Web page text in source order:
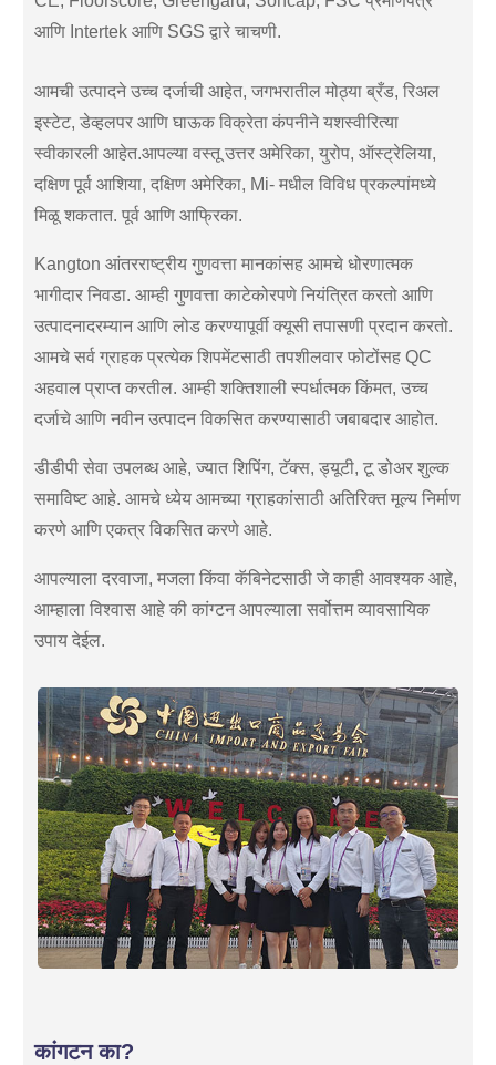
आणि Intertek आणि SGS द्वारे चाचणी.
आमची उत्पादने उच्च दर्जाची आहेत, जगभरातील मोठ्या ब्रँड, रिअल
इस्टेट, डेव्हलपर आणि घाऊक विक्रेता कंपनीने यशस्वीरित्या
स्वीकारली आहेत.आपल्या वस्तू उत्तर अमेरिका, युरोप, ऑस्ट्रेलिया,
दक्षिण पूर्व आशिया, दक्षिण अमेरिका, Mi- मधील विविध प्रकल्पांमध्ये
मिळू शकतात. पूर्व आणि आफ्रिका.
Kangton आंतरराष्ट्रीय गुणवत्ता मानकांसह आमचे धोरणात्मक
भागीदार निवडा. आम्ही गुणवत्ता काटेकोरपणे नियंत्रित करतो आणि
उत्पादनादरम्यान आणि लोड करण्यापूर्वी क्यूसी तपासणी प्रदान करतो.
आमचे सर्व ग्राहक प्रत्येक शिपमेंटसाठी तपशीलवार फोटोंसह QC
अहवाल प्राप्त करतील. आम्ही शक्तिशाली स्पर्धात्मक किंमत, उच्च
दर्जाचे आणि नवीन उत्पादन विकसित करण्यासाठी जबाबदार आहोत.
डीडीपी सेवा उपलब्ध आहे, ज्यात शिपिंग, टॅक्स, ड्यूटी, टू डोअर शुल्क
समाविष्ट आहे. आमचे ध्येय आमच्या ग्राहकांसाठी अतिरिक्त मूल्य निर्माण
करणे आणि एकत्र विकसित करणे आहे.
आपल्याला दरवाजा, मजला किंवा कॅबिनेटसाठी जे काही आवश्यक आहे,
आम्हाला विश्वास आहे की कांग्टन आपल्याला सर्वोत्तम व्यावसायिक
उपाय देईल.
कांगटन का?